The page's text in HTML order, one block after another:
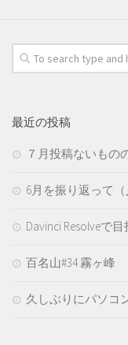
最近の投稿
７月投稿ないもの
6月を振り返って（
Davinci Resolveで
百名山#34 霧ヶ峰
久しぶりにパソコン